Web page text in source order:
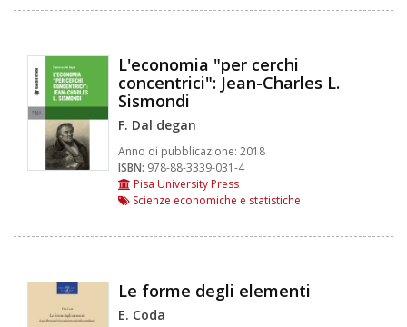
L'economia "per cerchi
concentrici": Jean-Charles L.
Sismondi
F. Dal degan
Anno di pubblicazione: 2018
ISBN: 978-88-3339-031-4
Pisa University Press
Scienze economiche e statistiche
Le forme degli elementi
E. Coda